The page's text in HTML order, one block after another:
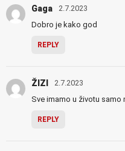
Gaga 2.7.2023
Dobro je kako god
REPLY
ŽIZI 2.7.2023
Sve imamo u životu samo
REPLY